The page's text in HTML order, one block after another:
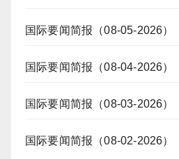
国际要闻简报（08-05-2026）
国际要闻简报（08-04-2026）
国际要闻简报（08-03-2026）
国际要闻简报（08-02-2026）